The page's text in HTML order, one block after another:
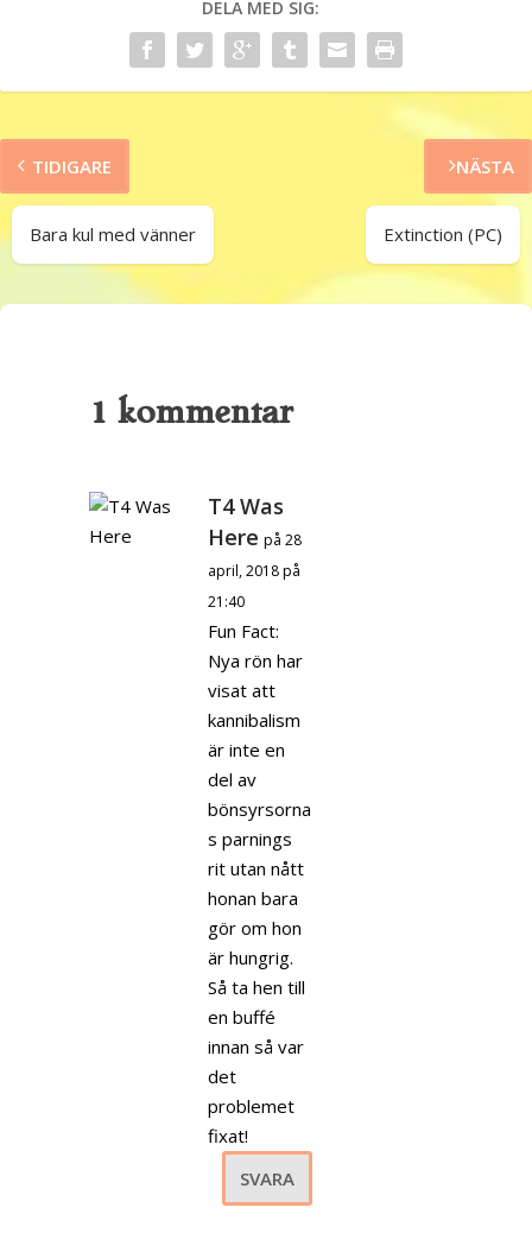
DELA MED SIG:
TIDIGARE
Bara kul med vänner
NÄSTA
Extinction (PC)
1 kommentar
T4 Was
Here på 28
april, 2018 på
21:40
Fun Fact:
Nya rön har
visat att
kannibalism
är inte en
del av
bönsyrsorna
s parnings
rit utan nått
honan bara
gör om hon
är hungrig.
Så ta hen till
en buffé
innan så var
det
problemet
fixat!
SVARA